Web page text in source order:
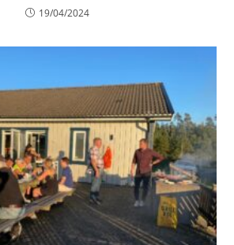
19/04/2024